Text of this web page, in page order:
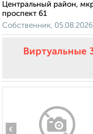
Центральный район,
проспект 61
Собственник, 05.08.2026
Виртуальные
‹